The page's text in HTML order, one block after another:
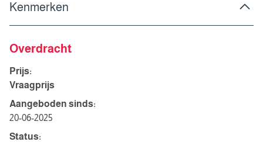
Kenmerken
Overdracht
Prijs:
Vraagprijs
Aangeboden sinds:
20-06-2025
Status: